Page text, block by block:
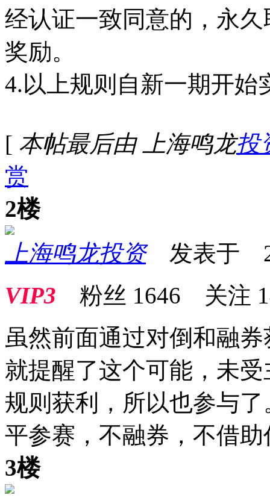
经认证一致同意的，永
奖励。
4.以上规则自新一期开始
[ 本帖最后由 上海鸣龙投
赏
2楼
上海鸣龙投资发表于
VIP3 粉丝 1646 关注
虽然前面通过对倒和融
就提醒了这个可能，未
规则获利，所以也参与
平参赛，不融券，不借
3楼